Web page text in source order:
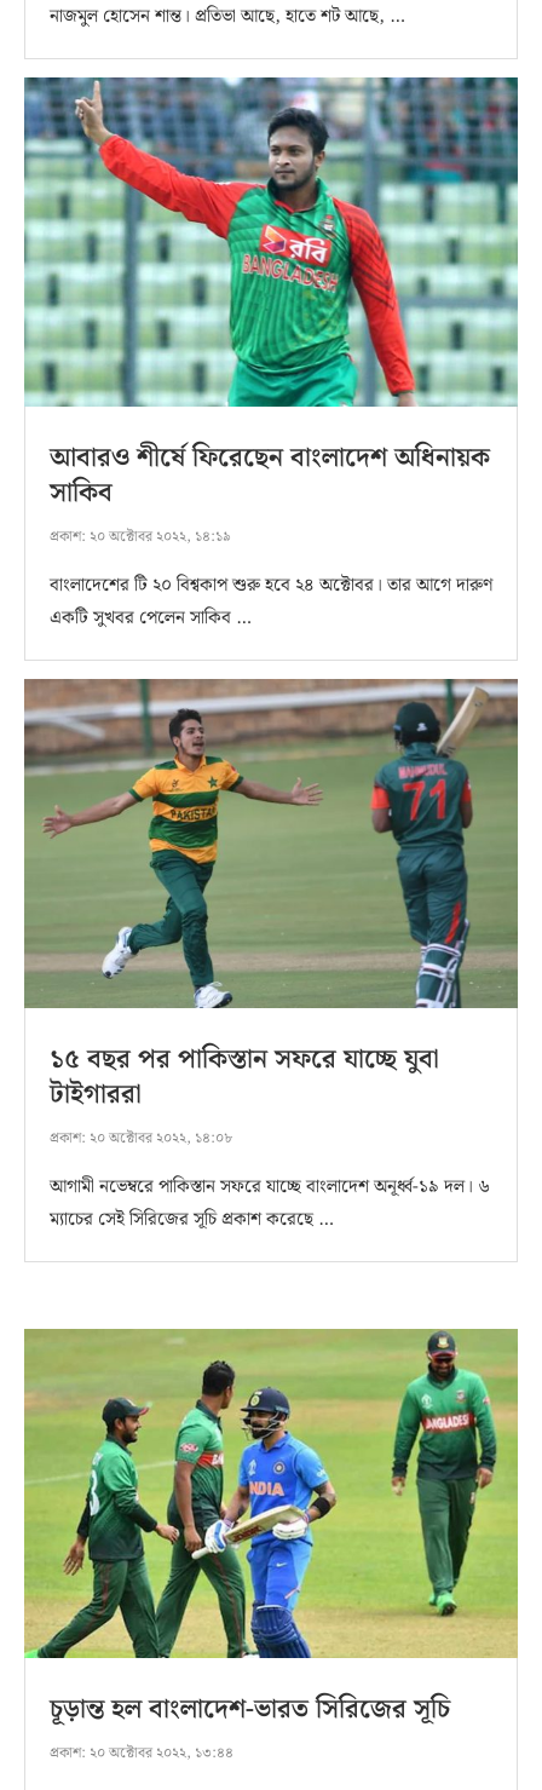
নাজমুল হোসেন শান্ত। প্রতিভা আছে, হাতে শট আছে, …
আবারও শীর্ষে ফিরেছেন বাংলাদেশ অধিনায়ক
সাকিব
প্রকাশ: ২০ অক্টোবর ২০২২, ১৪:১৯
বাংলাদেশের টি ২০ বিশ্বকাপ শুরু হবে ২৪ অক্টোবর। তার আগে দারুণ
একটি সুখবর পেলেন সাকিব …
১৫ বছর পর পাকিস্তান সফরে যাচ্ছে যুবা
টাইগাররা
প্রকাশ: ২০ অক্টোবর ২০২২, ১৪:০৮
আগামী নভেম্বরে পাকিস্তান সফরে যাচ্ছে বাংলাদেশ অনূর্ধ্ব-১৯ দল। ৬
ম্যাচের সেই সিরিজের সূচি প্রকাশ করেছে …
চূড়ান্ত হল বাংলাদেশ-ভারত সিরিজের সূচি
প্রকাশ: ২০ অক্টোবর ২০২২, ১৩:৪৪